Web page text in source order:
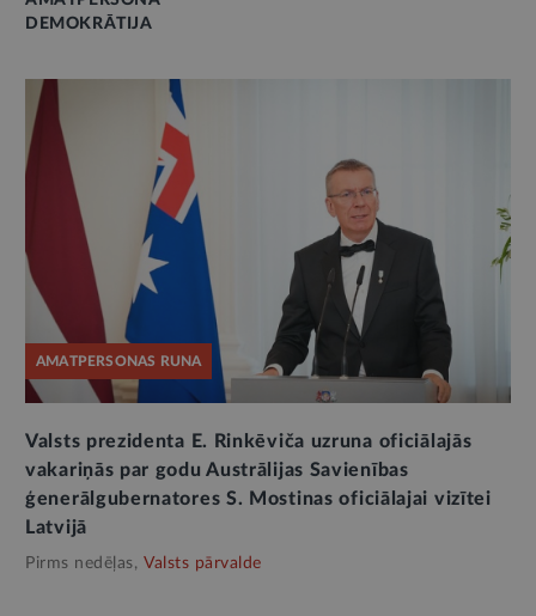
DEMOKRĀTIJA
AMATPERSONAS RUNA
Valsts prezidenta E. Rinkēviča uzruna oficiālajās
vakariņās par godu Austrālijas Savienības
ģenerālgubernatores S. Mostinas oficiālajai vizītei
Latvijā
Pirms nedēļas, Valsts pārvalde